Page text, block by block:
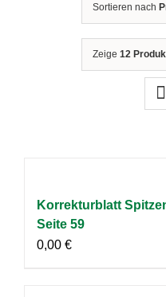
Sortieren nach
Zeige 12
Korrekturblatt
Seite 59
0,00 €